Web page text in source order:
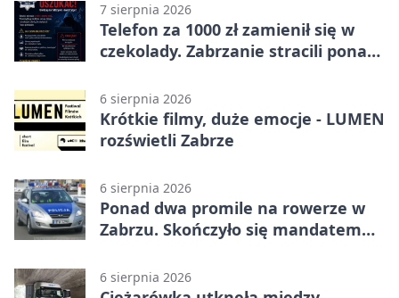
7 sierpnia 2026
Telefon za 1000 zł zamienił się w
czekolady. Zabrzanie stracili ponad
6 sierpnia 2026
Krótkie filmy, duże emocje - LUMEN
rozświetli Zabrze
6 sierpnia 2026
Ponad dwa promile na rowerze w
Zabrzu. Skończyło się mandatem
6 sierpnia 2026